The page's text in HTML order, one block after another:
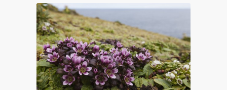
Gentiane des îles Auckland